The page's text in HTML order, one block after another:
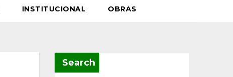
INSTITUCIONAL OBRAS
Search